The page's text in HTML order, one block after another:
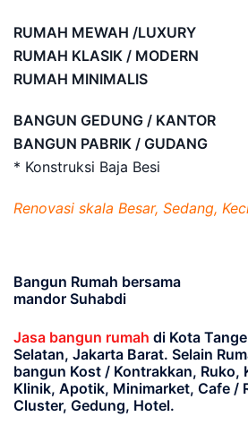
RUMAH MEWAH /LUXURY
RUMAH KLASIK / MODERN
RUMAH MINIMALIS
BANGUN GEDUNG / KANTOR
BANGUN PABRIK / GUDANG
* Konstruksi Baja Besi
Renovasi skala Besar, Sedang,
Bangun Rumah bersama
mandor Suhabdi
Jasa bangun rumah di Kota
Selatan, Jakarta Barat. Selain
bangun Kost / Kontrakkan, Ruko,
Klinik, Apotik, Minimarket, Cafe /
Cluster, Gedung, Hotel.